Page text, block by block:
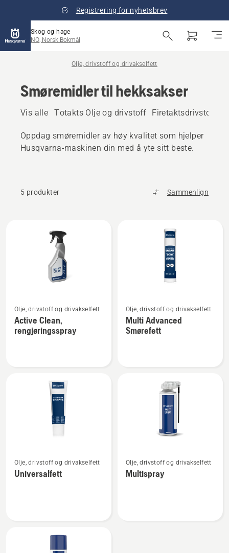
Registrering for nyhetsbrev
Skog og hage
NO, Norsk Bokmål
Olje, drivstoff og drivakselfett
Smøremidler til hekksakser
Vis alle Totakts Olje og drivstoff Firetaktsdrivstoff
Oppdag smøremidler av høy kvalitet som hjelper
Husqvarna-maskinen din med å yte sitt beste.
5 produkter Sammenlign
produkter
flere
detaljer
om
Olje, drivstoff og drivakselfett
Active Clean,
rengjøringsspray
flere
detaljer
om
Olje, drivstoff og drivakselfett
Multi Advanced
Smørefett
flere
detaljer
Olje, drivstoff og drivakselfett
Universalfett
flere
detaljer
Olje, drivstoff og drivakselfett
Multispray